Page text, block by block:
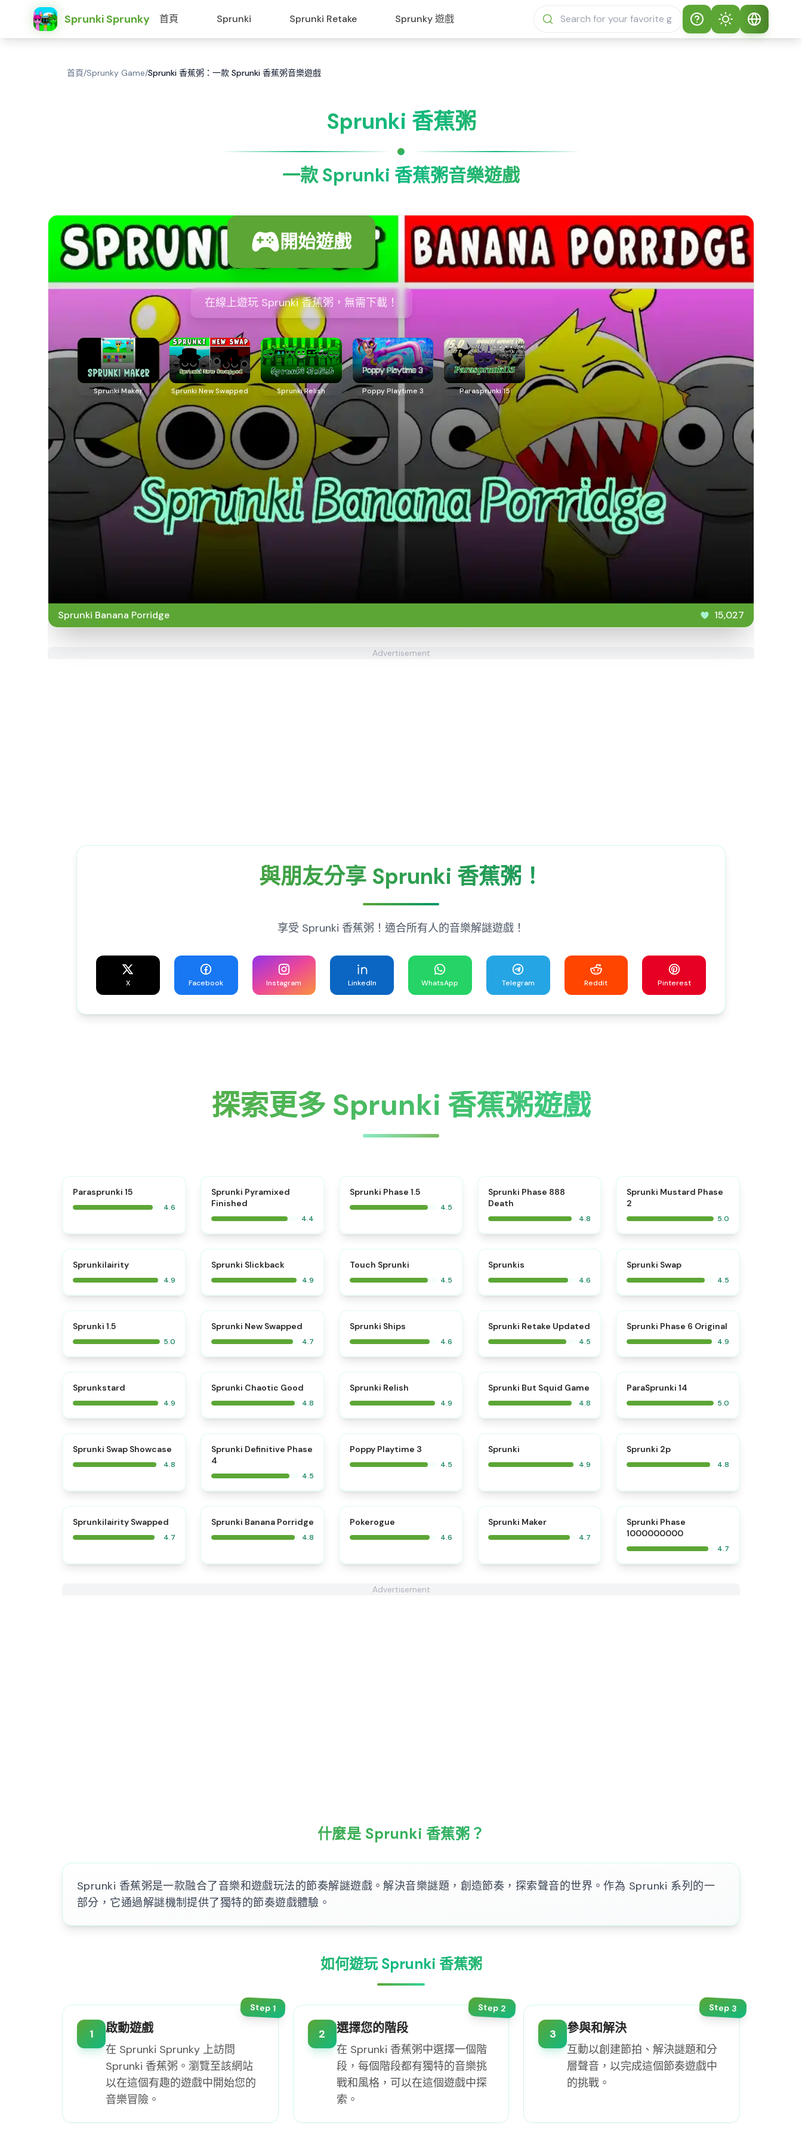
Sprunki Sprunky 首頁 Sprunki Sprunki Retake Sprunky 遊戲 Help
Sprunki Sprunky 功
能
Theme
Русский
한국어
Français
Italiano
Deutsch
简体中文
首頁/Sprunky Game/Sprunki 香蕉粥：一款 Sprunki 香蕉粥音樂遊戲
Sprunki 香蕉粥
一款 Sprunki 香蕉粥音樂遊戲
開始遊戲
在線上遊玩 Sprunki 香蕉粥，無需下載！
Sprunki Maker Sprunki New Swapped Sprunki Relish Poppy Playtime 3 Parasprunki 15
Sprunki Banana Porridge 15,027
Advertisement
與朋友分享 Sprunki 香蕉粥！
享受 Sprunki 香蕉粥！適合所有人的音樂解謎遊戲！
X Facebook Instagram LinkedIn WhatsApp Telegram Reddit Pinterest
探索更多 Sprunki 香蕉粥遊戲
Parasprunki 15
4.6
Sprunki Pyramixed
Finished
4.4
Sprunki Phase 1.5
4.5
Sprunki Phase 888
Death
4.8
⭐
Sprunki Mustard Phase
2
5.0
Sprunkilairity
4.9
Sprunki Slickback
4.9
Touch Sprunki
4.5
Sprunkis
4.6
Sprunki Swap
4.5
Sprunki 1.5
5.0
Sprunki New Swapped
4.7
Sprunki Ships
4.6
⭐
Sprunki Retake Updated
4.5
⭐
Sprunki Phase 6 Original
4.9
Sprunkstard
4.9
Sprunki Chaotic Good
4.8
Sprunki Relish
4.9
⭐
Sprunki But Squid Game
4.8
ParaSprunki 14
5.0
⭐
Sprunki Swap Showcase
4.8
⭐
Sprunki Definitive Phase
4
4.5
Poppy Playtime 3
4.5
Sprunki
4.9
Sprunki 2p
4.8
⭐
Sprunkilairity Swapped
4.7
⭐
Sprunki Banana Porridge
4.8
Pokerogue
4.6
Sprunki Maker
4.7
Sprunki Phase
1000000000
4.7
Advertisement
什麼是 Sprunki 香蕉粥？
Sprunki 香蕉粥是一款融合了音樂和遊戲玩法的節奏解謎遊戲。解決音樂謎題，創造節奏，探索聲音的世界。作為 Sprunki 系列的一
部分，它通過解謎機制提供了獨特的節奏遊戲體驗。
如何遊玩 Sprunki 香蕉粥
Step1
1 啟動遊戲
在 Sprunki Sprunky 上訪問
Sprunki 香蕉粥。瀏覽至該網站
以在這個有趣的遊戲中開始您的
音樂冒險。
Step2
2 選擇您的階段
在 Sprunki 香蕉粥中選擇一個階
段，每個階段都有獨特的音樂挑
戰和風格，可以在這個遊戲中探
索。
Step3
3 參與和解決
互動以創建節拍、解決謎題和分
層聲音，以完成這個節奏遊戲中
的挑戰。